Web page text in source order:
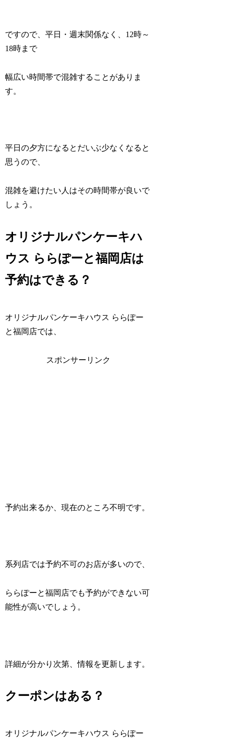
ですので、平日・週末関係なく、12時～
18時まで
幅広い時間帯で混雑することがありま
す。
平日の夕方になるとだいぶ少なくなると
思うので、
混雑を避けたい人はその時間帯が良いで
しょう。
オリジナルパンケーキハ
ウス ららぽーと福岡店は
予約はできる？
オリジナルパンケーキハウス ららぽー
と福岡店では、
スポンサーリンク
予約出来るか、現在のところ不明です。
系列店では予約不可のお店が多いので、
ららぽーと福岡店でも予約ができない可
能性が高いでしょう。
詳細が分かり次第、情報を更新します。
クーポンはある？
オリジナルパンケーキハウス ららぽー